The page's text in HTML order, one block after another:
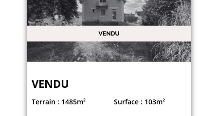
VENDU
Terrain : 1485m² Surface : 103m²